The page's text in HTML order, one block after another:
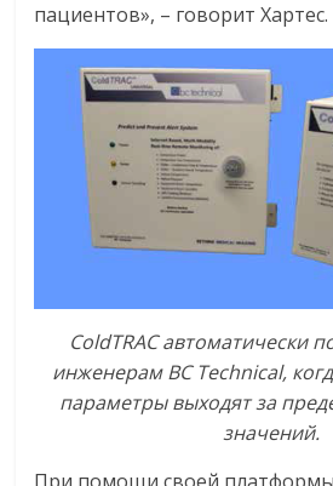
пациентов», – говорит Хартес.
ColdTRAC автоматически
инженерам BC Technical,
параметры выходят за
значений.